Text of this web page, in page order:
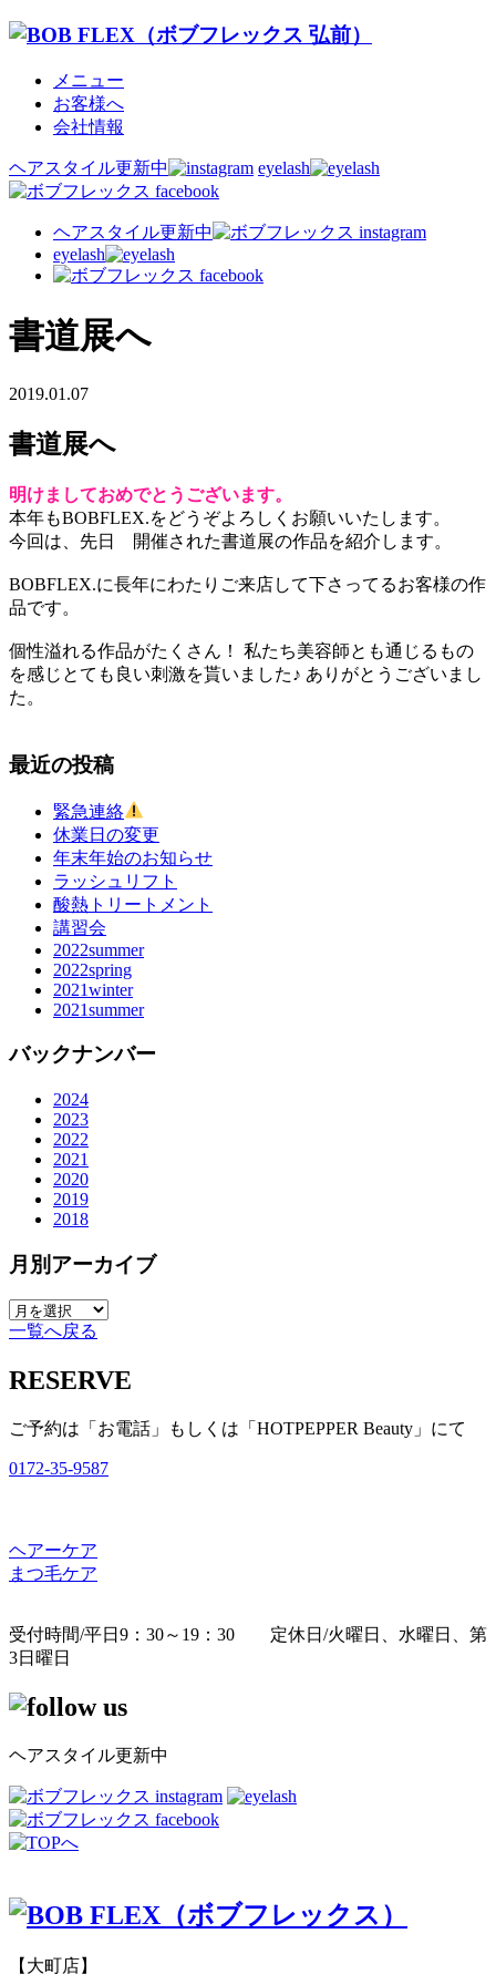
メニュー
お客様へ
会社情報
ヘアスタイル更新中 eyelash
ヘアスタイル更新中
eyelash
書道展へ
2019.01.07
書道展へ
明けましておめでとうございます。
本年もBOBFLEX.をどうぞよろしくお願いいたします。
今回は、先日 開催された書道展の作品を紹介します。
BOBFLEX.に長年にわたりご来店して下さってるお客様の作
品です。
個性溢れる作品がたくさん！ 私たち美容師とも通じるもの
を感じとても良い刺激を貰いました♪ ありがとうございまし
た。
最近の投稿
緊急連絡
休業日の変更
年末年始のお知らせ
ラッシュリフト
酸熱トリートメント
講習会
2022summer
2022spring
2021winter
2021summer
バックナンバー
2024
2023
2022
2021
2020
2019
2018
月別アーカイブ
一覧へ戻る
RESERVE
ご予約は「お電話」もしくは「HOTPEPPER Beauty」にて
0172-35-9587
ヘアーケア
まつ毛ケア
受付時間/平日9：30～19：30 定休日/火曜日、水曜日、第
3日曜日
ヘアスタイル更新中
【大町店】